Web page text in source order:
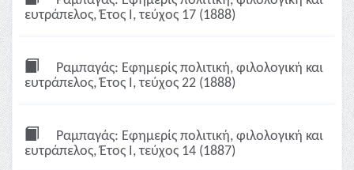
ευτράπελος, Έτος Ι, τεύχος 17 (1888)
Ραμπαγάς: Εφημερίς πολιτική, φιλολογική και
ευτράπελος, Έτος Ι, τεύχος 22 (1888)
Ραμπαγάς: Εφημερίς πολιτική, φιλολογική και
ευτράπελος, Έτος Ι, τεύχος 14 (1887)